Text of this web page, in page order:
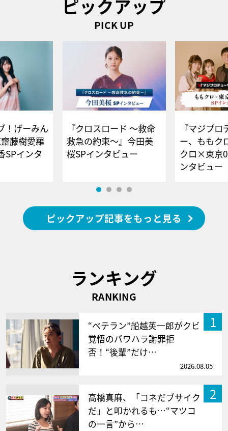
ピックアップ
PICK UP
！げーみん
藤樹愛羅
SPインタ
『クロスロード ～救命
救急の約束～』今田美
桜SPインタビュー
『マジプロ
ー、ももク
クロ×東京
ンタビュー
ピックアップ記事をもっと見る
ランキング
RANKING
1
“ベテラン”船越英一郎がクビ
覚悟のパワハラ謝罪拒
否！“後輩”だけ…
2026.08.05
2
高橋真麻、「コネだブサイク
だ」と叩かれるも…“マツコ
の一言”から…